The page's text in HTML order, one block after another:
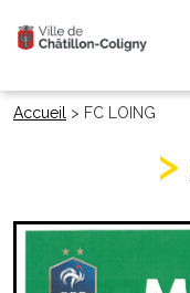
Accueil > FC LOING